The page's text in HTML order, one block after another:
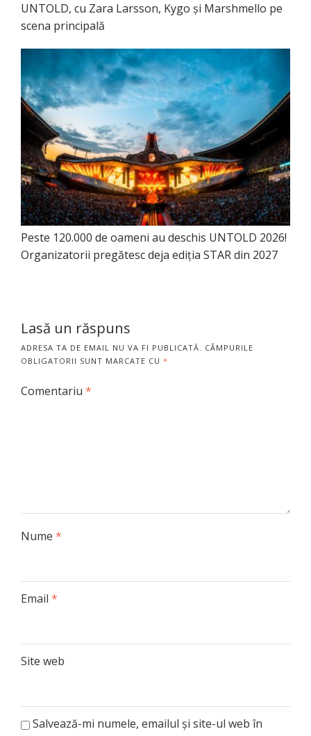
UNTOLD, cu Zara Larsson, Kygo și Marshmello pe
scena principală
Peste 120.000 de oameni au deschis UNTOLD 2026!
Organizatorii pregătesc deja ediția STAR din 2027
Lasă un răspuns
ADRESA TA DE EMAIL NU VA FI PUBLICATĂ. CÂMPURILE
OBLIGATORII SUNT MARCATE CU *
Comentariu *
Nume *
Email *
Site web
Salvează-mi numele, emailul și site-ul web în